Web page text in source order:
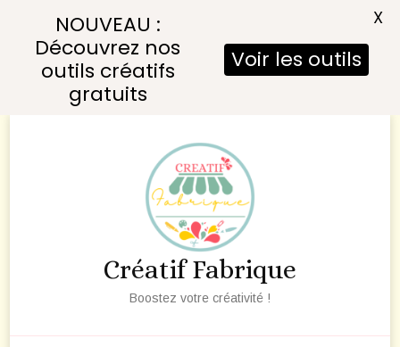
Créatif Fabrique
Boostez votre créativité !
NOUVEAU :
Découvrez nos
outils créatifs
gratuits
Voir les outils
X